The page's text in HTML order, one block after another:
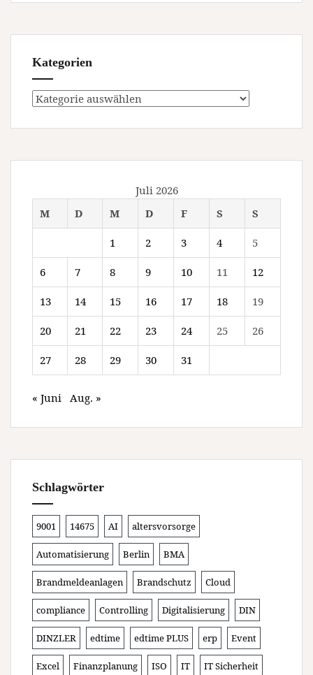
Kategorien
Kategorien
Juli 2026
M
D M D F S S
1 2 3 4 5
6 7 8 9 10 11 12
13 14 15 16 17 18 19
20 21 22 23 24 25 26
27 28 29 30 31
« Juni Aug. »
Schlagwörter
9001 14675 AI altersvorsorge
Automatisierung Berlin BMA
Brandmeldeanlagen Brandschutz Cloud
compliance Controlling Digitalisierung DIN
DINZLER edtime edtime PLUS erp Event
Excel Finanzplanung ISO IT IT Sicherheit